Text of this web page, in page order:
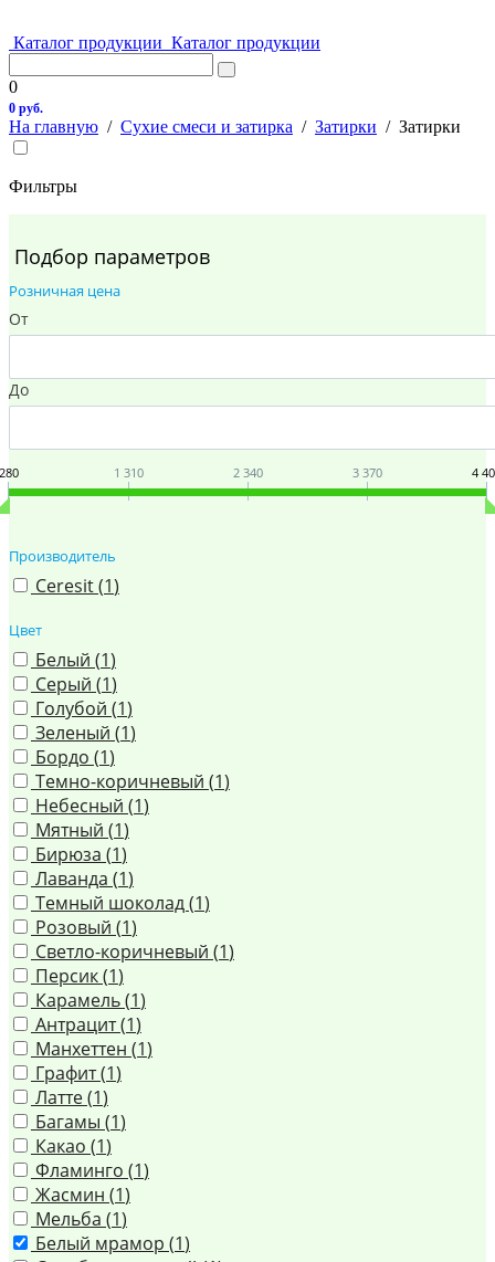
Каталог продукции Каталог продукции
0
0 руб.
На главную / Сухие смеси и затирка / Затирки / Затирки
Фильтры
Подбор параметров
Розничная цена
От
До
1 310 2 340 3 370 4
Производитель
Ceresit (1)
Цвет
Белый (1)
Серый (1)
Голубой (1)
Зеленый (1)
Бордо (1)
Темно-коричневый (1)
Небесный (1)
Мятный (1)
Бирюза (1)
Лаванда (1)
Темный шоколад (1)
Розовый (1)
Светло-коричневый (1)
Персик (1)
Карамель (1)
Антрацит (1)
Манхеттен (1)
Графит (1)
Латте (1)
Багамы (1)
Какао (1)
Фламинго (1)
Жасмин (1)
Мельба (1)
Белый мрамор (1)